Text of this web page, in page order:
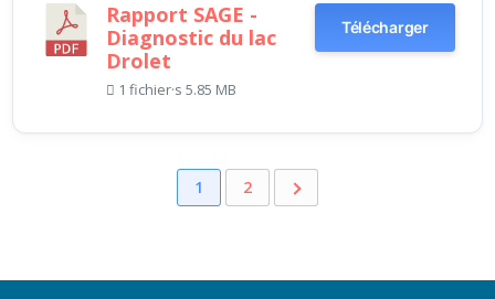
Rapport SAGE -
Diagnostic du lac
Drolet
1 fichier·s5.85 MB
Télécharger
1 2